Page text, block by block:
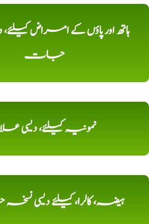
ہاتھ اور پاؤں کے امراض
جات
نمونیہ کیلئے، دیسی
ہیضہ، کالرا، کیلئے دیسی